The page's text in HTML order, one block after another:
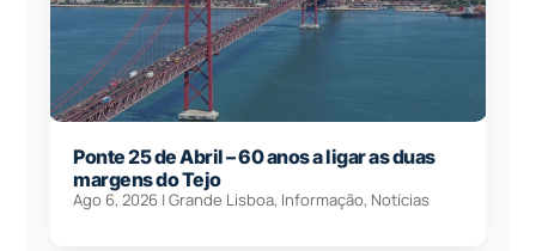
Ponte 25 de Abril – 60 anos a ligar as duas
margens do Tejo
Ago 6, 2026 |Grande Lisboa, Informação, Notícias